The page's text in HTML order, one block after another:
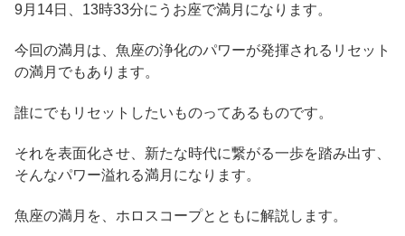
9月14日、13時33分にうお座で満月になります。
今回の満月は、魚座の浄化のパワーが発揮されるリセット
の満月でもあります。
誰にでもリセットしたいものってあるものです。
それを表面化させ、新たな時代に繋がる一歩を踏み出す、
そんなパワー溢れる満月になります。
魚座の満月を、ホロスコープとともに解説します。